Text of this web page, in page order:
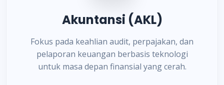
Akuntansi (AKL)
Fokus pada keahlian audit, perpajakan, dan
pelaporan keuangan berbasis teknologi
untuk masa depan finansial yang cerah.